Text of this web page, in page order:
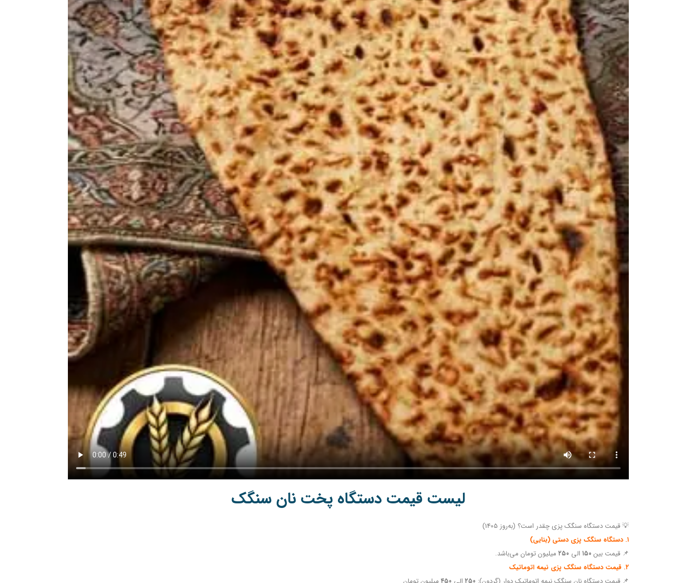
لیست قیمت دستگاه پخت نان سنگک
💡 قیمت دستگاه سنگک پزی چقدر است؟ (به‌روز 1405)
۱. دستگاه سنگک پزی دستی (بنایی)
📌 قیمت بین ۱۵۰ الی ۲۵۰ میلیونتومان می‌باشد.
۲. قیمت دستگاه سنگک پزی نیمه اتوماتیک